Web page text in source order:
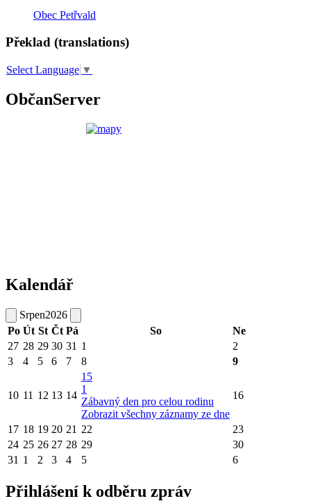
Obec Petřvald
Překlad (translations)
Select Language ▼
ObčanServer
Kalendář
Srpen2026
Po Út St Čt Pá So
Ne
27 28 29 30 31 1
2
3
4 5 6 7 8 9
10 11 12 13 14
15
1
Zábavný den pro celou rodinu
Zobrazit všechny záznamy ze dne
16
17 18 19 20 21 22
23
24 25 26 27 28 29
30
31 1 2 3 4 5 6
Přihlášení k odběru zpráv